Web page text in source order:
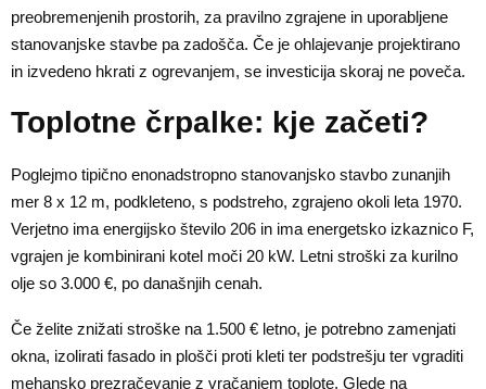
preobremenjenih prostorih, za pravilno zgrajene in uporabljene
stanovanjske stavbe pa zadošča. Če je ohlajevanje projektirano
in izvedeno hkrati z ogrevanjem, se investicija skoraj ne poveča.
Toplotne črpalke: kje začeti?
Poglejmo tipično enonadstropno stanovanjsko stavbo zunanjih
mer 8 x 12 m, podkleteno, s podstreho, zgrajeno okoli leta 1970.
Verjetno ima energijsko število 206 in ima energetsko izkaznico F,
vgrajen je kombinirani kotel moči 20 kW. Letni stroški za kurilno
olje so 3.000 €, po današnjih cenah.
Če želite znižati stroške na 1.500 € letno, je potrebno zamenjati
okna, izolirati fasado in plošči proti kleti ter podstrešju ter vgraditi
mehansko prezračevanje z vračanjem toplote. Glede na